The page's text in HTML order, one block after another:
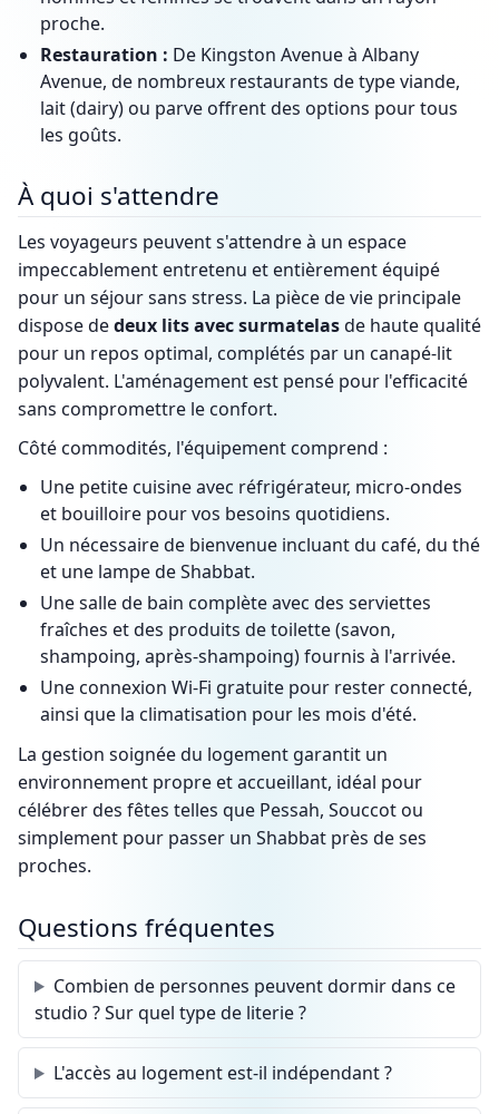
proche.
Restauration : De Kingston Avenue à Albany
Avenue, de nombreux restaurants de type viande,
lait (dairy) ou parve offrent des options pour tous
les goûts.
À quoi s'attendre
Les voyageurs peuvent s'attendre à un espace
impeccablement entretenu et entièrement équipé
pour un séjour sans stress. La pièce de vie principale
dispose dedeux lits avec surmatelasde haute qualité
pour un repos optimal, complétés par un canapé-lit
polyvalent. L'aménagement est pensé pour l'efficacité
sans compromettre le confort.
Côté commodités, l'équipement comprend :
Une petite cuisine avec réfrigérateur, micro-ondes
et bouilloire pour vos besoins quotidiens.
Un nécessaire de bienvenue incluant du café, du thé
et une lampe de Shabbat.
Une salle de bain complète avec des serviettes
fraîches et des produits de toilette (savon,
shampoing, après-shampoing) fournis à l'arrivée.
Une connexion Wi-Fi gratuite pour rester connecté,
ainsi que la climatisation pour les mois d'été.
La gestion soignée du logement garantit un
environnement propre et accueillant, idéal pour
célébrer des fêtes telles que Pessah, Souccot ou
simplement pour passer un Shabbat près de ses
proches.
Questions fréquentes
Combien de personnes peuvent dormir dans ce
studio ? Sur quel type de literie ?
L'accès au logement est-il indépendant ?